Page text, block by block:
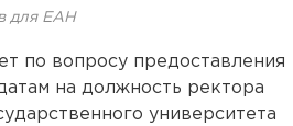
для ЕАН
по вопросу предоставления
на должность ректора
университета